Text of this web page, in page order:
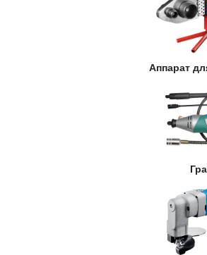
Аппарат